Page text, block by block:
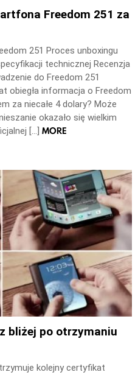
Freedom 251 za
251 Proces unboxingu
technicznej Recenzja
do Freedom 251
obiegła informacja o Freedom
za niecałe 4 dolary? Może
okazało się wielkim
[…] MORE
bliżej po otrzymaniu
kolejny certyfikat